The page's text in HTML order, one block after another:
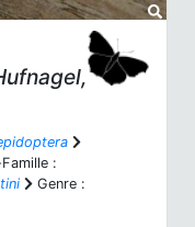
:
Genre :